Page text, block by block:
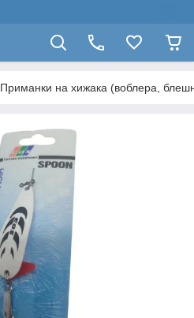
Приманки на хижака (воблера,